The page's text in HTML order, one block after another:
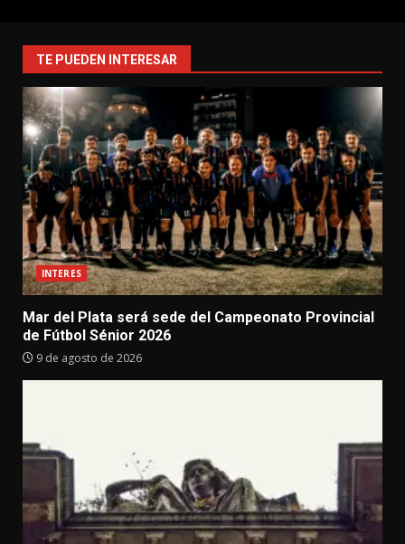
TE PUEDEN INTERESAR
INTERES
Mar del Plata será sede del Campeonato Provincial
de Fútbol Sénior 2026
9 de agosto de 2026